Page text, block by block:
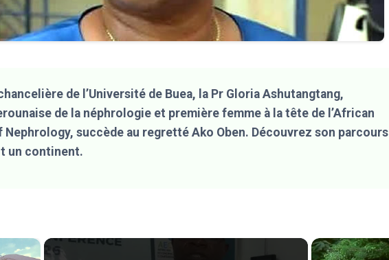
de l’Université de Buea, la Pr Gloria Ashutangtang,
de la néphrologie et première femme à la tête de l’African
succède au regretté Ako Oben. Découvrez son parcours
un continent.
×